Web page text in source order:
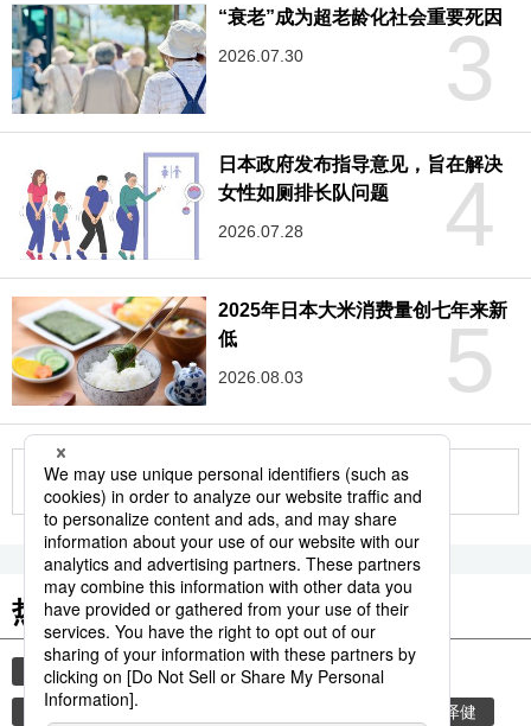
3
“衰老”成为超老龄化社会重要死因
2026.07.30
4
日本政府发布指导意见，旨在解决
女性如厕排长队问题
2026.07.28
5
2025年日本大米消费量创七年来新
低
2026.08.03
更多
热门关键词
crush gals 北村智子 女子职业摔角
安东尼奥·猪木 柳泽健